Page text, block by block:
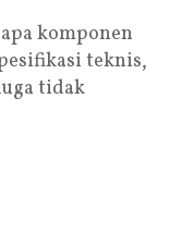
komponen
teknis,
tidak